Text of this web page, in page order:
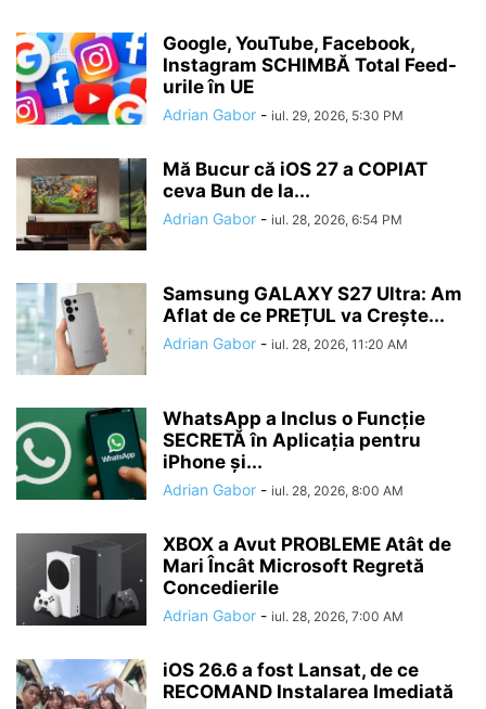
Google, YouTube, Facebook,
Instagram SCHIMBĂ Total Feed-
urile în UE
Adrian Gabor - iul. 29, 2026, 5:30 PM
Mă Bucur că iOS 27 a COPIAT
ceva Bun de la...
Adrian Gabor - iul. 28, 2026, 6:54 PM
Samsung GALAXY S27 Ultra: Am
Aflat de ce PREȚUL va Crește...
Adrian Gabor - iul. 28, 2026, 11:20 AM
WhatsApp a Inclus o Funcție
SECRETĂ în Aplicația pentru
iPhone și...
Adrian Gabor - iul. 28, 2026, 8:00 AM
XBOX a Avut PROBLEME Atât de
Mari Încât Microsoft Regretă
Concedierile
Adrian Gabor - iul. 28, 2026, 7:00 AM
iOS 26.6 a fost Lansat, de ce
RECOMAND Instalarea Imediată